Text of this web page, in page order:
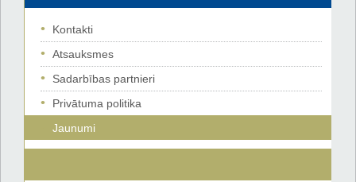
Kontakti
Atsauksmes
Sadarbības partnieri
Privātuma politika
Jaunumi